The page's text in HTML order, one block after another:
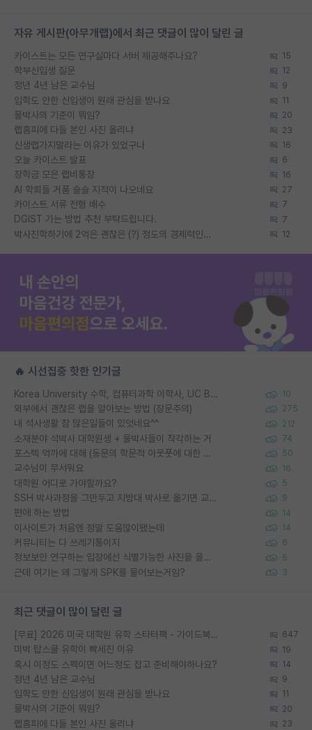
자유 게시판(아무개랩)에서 최근 댓글이 많이 달린 글
카이스트는 모든 연구실마다 서버 제공해주나요? 15
학부신입생 질문 12
정년 4년 남은 교수님 9
입학도 안한 신입생이 원래 관심을 받나요 11
물박사의 기준이 뭐임? 20
랩홈피에 다들 본인 사진 올리냐 23
신생랩가지말라는 이유가 있었구나 16
오늘 카이스트 발표 6
장학금 모은 랩비통장 16
AI 학회들 거품 슬슬 지적이 나오네요 27
카이스트 서류 전형 배수 7
DGIST 가는 방법 추천 부탁드립니다. 7
박사진학하기에 2억은 괜찮은 (?) 정도의 경제력인가요 12
🔥 시선집중 핫한 인기글
Korea University 수학, 컴퓨터과학 이학사, UC Berkeley 산업공학 대학원 공학박사가 되는 것은 쉽지 않겠죠? 10
외부에서 괜찮은 랩을 알아보는 방법 (장문주의) 275
내 석사생활 참 많은일들이 있엇네요^^ 212
소재분야 석박사 대학원생 + 물박사들이 착각하는 거 74
포스텍 억까에 대해 (동문의 학문적 아웃풋에 대한 반박) 50
교수님이 무서워요 16
대학원 어디로 가야할까요? 5
SSH 박사과정을 그만두고 지방대 박사로 옮기면 교수의 꿈은 끝일까요? 9
편애 하는 방법 14
이사이트가 처음엔 정말 도움많이됐는데 14
커뮤니티는 다 쓰레기통이지 6
정보보안 연구하는 입장에선 식별가능한 사진을 올리는건 비추이긴함 5
근데 여기는 왜 그렇게 SPK를 물어보는거임? 3
최근 댓글이 많이 달린 글
[무료] 2026 미국 대학원 유학 스타터팩 - 가이드북 & 합격자 컨택메일 템플릿 647
미박 탑스쿨 유학이 빡세진 이유 19
혹시 이정도 스펙이면 어느정도 잡고 준비해야하나요? 14
정년 4년 남은 교수님 9
입학도 안한 신입생이 원래 관심을 받나요 11
물박사의 기준이 뭐임? 20
랩홈피에 다들 본인 사진 올리냐 23